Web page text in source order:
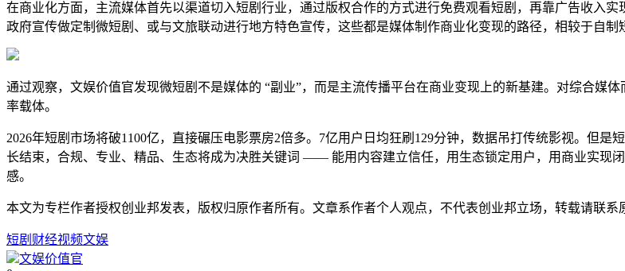
在商业化方面，主流媒体首先以渠道切入短剧行业，通过版权合作的方式进行免费观看短剧，再靠广告收入
政府宣传做定制微短剧、或与文旅联动进行地方特色宣传，这些都是媒体制作商业化变现的路径，相较于自制
通过观察， 文娱价值官发现微短剧不是媒体的 “副业”，而是主流传播平台在商业变现上的新基建。对综合媒体
率载体。
2026年短剧市场将破1100亿，直接碾压电影票房2倍多。7亿用户日均狂刷129分钟，数据吊打传统影视。但
长结束，合规、专业、精品、生态将成为决胜关键词 —— 能用内容建立信任，用生态锁定用户，用商业实现
感。
本文为专栏作者授权创业邦发表，版权归原作者所有。文章系作者个人观点，不代表创业邦立场，转载请联系
短剧 财经视频文娱
文娱价值官